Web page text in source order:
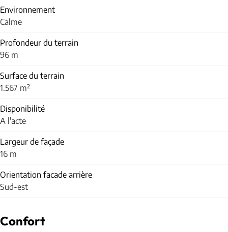
Environnement
Calme
Profondeur du terrain
96 m
Surface du terrain
1.567 m²
Disponibilité
A l'acte
Largeur de façade
16 m
Orientation facade arrière
Sud-est
Confort